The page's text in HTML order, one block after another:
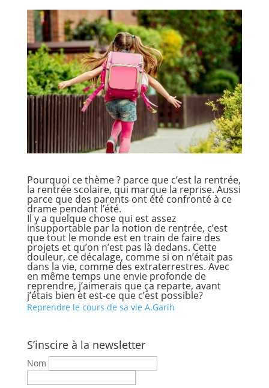
Pourquoi ce thème ? parce que c’est la rentrée,
la rentrée scolaire, qui marque la reprise. Aussi
parce que des parents ont été confronté à ce
drame pendant l’été.
Il y a quelque chose qui est assez
insupportable par la notion de rentrée, c’est
que tout le monde est en train de faire des
projets et qu’on n’est pas là dedans. Cette
douleur, ce décalage, comme si on n’était pas
dans la vie, comme des extra­terrestres. Avec
en même temps une envie profonde de
reprendre, j’aimerais que ça reparte, avant
j’étais bien et est­-ce que c’est possible?
Reprendre le cours de sa vie A.Garih
S’inscire à la newsletter
Nom